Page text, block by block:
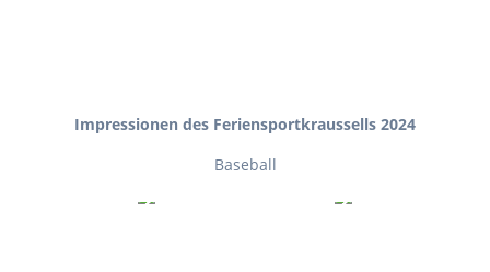
Impressionen des Feriensportkraussells 2024
Baseball